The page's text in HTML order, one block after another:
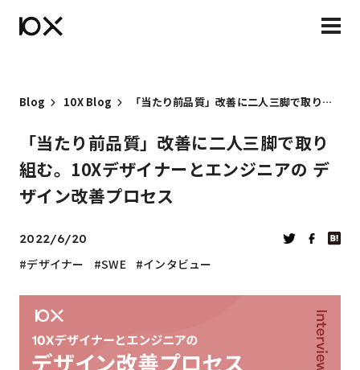
Blog 10X Blog 「当たり前品質」改善に二人三脚で取り組む。10Xデザイナーとエンジニアの デザイン改善プロセス
「当たり前品質」改善に二人三脚で取り
組む。10Xデザイナーとエンジニアの デ
ザイン改善プロセス
2022/6/20
デザイナー SWE インタビュー